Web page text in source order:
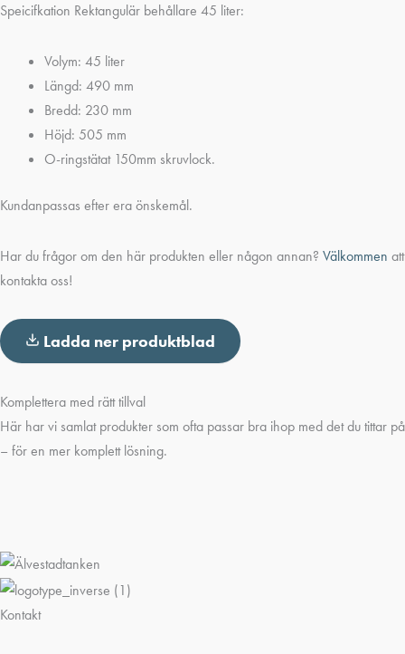
Speicifkation Rektangulär behållare 45 liter:
Volym: 45 liter
Längd: 490 mm
Bredd: 230 mm
Höjd: 505 mm
O-ringstätat 150mm skruvlock.
Kundanpassas efter era önskemål.
Har du frågor om den här produkten eller någon annan? Välkommen att
kontakta oss!
Ladda ner produktblad
Komplettera med rätt tillval
Här har vi samlat produkter som ofta passar bra ihop med det du tittar på
– för en mer komplett lösning.
Kontakt